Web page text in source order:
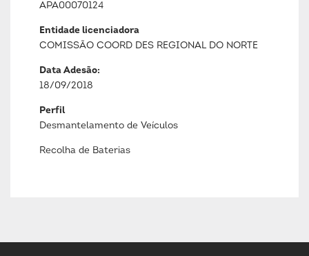
APA00070124
Entidade licenciadora
COMISSÃO COORD DES REGIONAL DO NORTE
Data Adesão:
18/09/2018
Perfil
Desmantelamento de Veículos
Recolha de Baterias